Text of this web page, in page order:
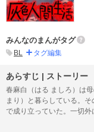
みんなのまんがタグ
BL タグ編集
あらすじ | ストーリー
春麻白（はる ましろ）は
まり）と暮らしている。
で成り立っていた。一切
ートの窓から空を眺め、